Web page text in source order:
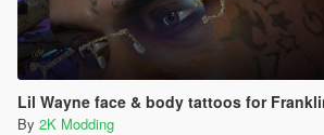
Lil Wayne face & body tattoos for
By 2K Modding